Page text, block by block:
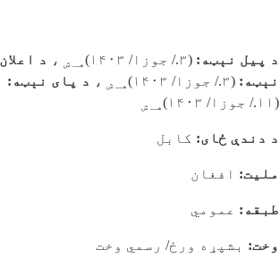
د پیل نېټه: (۳./ جوزا/ ۱۴۰۳) هـ ش ، د اعلان
نېټه: (۳./ جوزا/ ۱۴۰۳) هـ ش ، د پای نېټه:
(۱۱./ جوزا/ ۱۴۰۳)
هـ ش
د دندې ځای: کابل
ملیت: افغان
طبقه: عمومي
وخت: بشپړه ورځ/ رسمي وخت